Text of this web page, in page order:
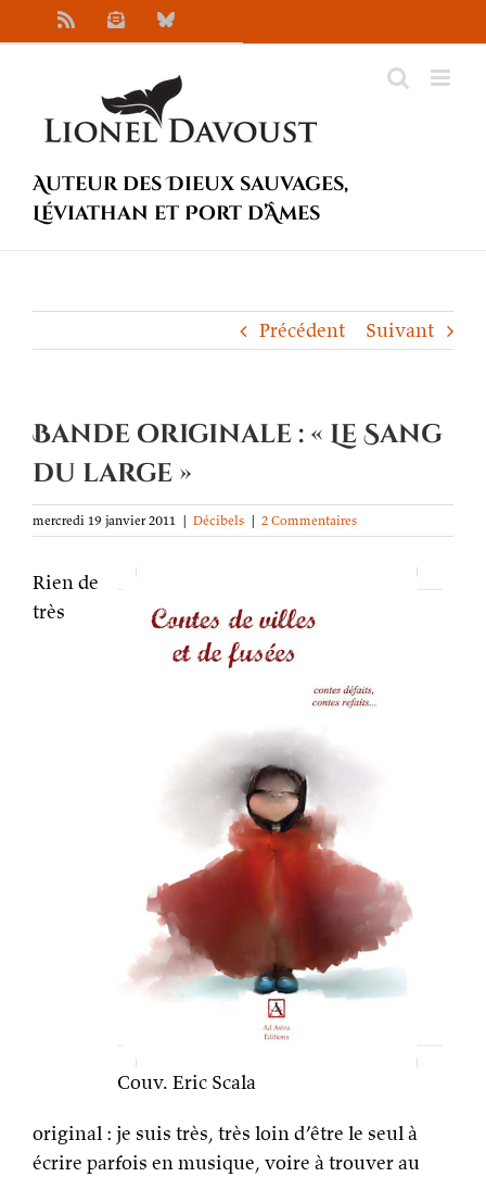
au
NewsletterBluesky
Auteur des Dieux sauvages,
Léviathan et Port d’Âmes
Précédent Suivant
Bande originale : « Le Sang
du large »
mercredi 19 janvier 2011 | Décibels | 2 Commentaires
Couv. Eric Scala
Rien de
très
original : je suis très, très loin d’être le seul à
écrire parfois en musique, voire à trouver au